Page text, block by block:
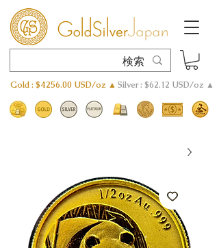
Gold : $4256.00 USD/oz ▲ Silver : $62.12 USD/oz ▲